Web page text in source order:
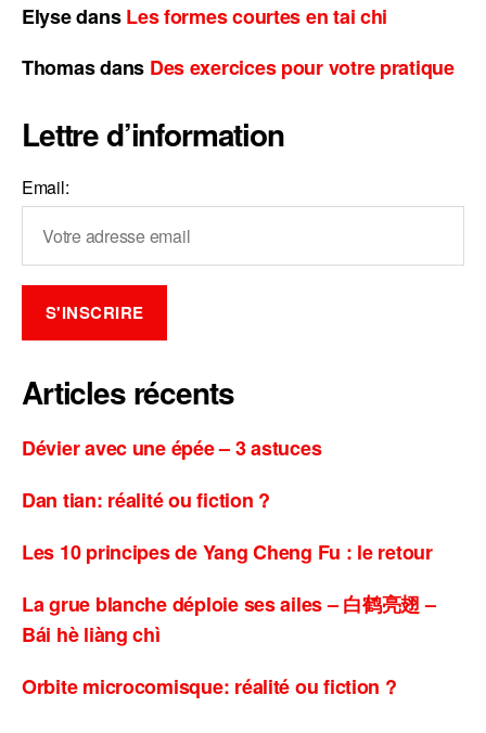
ElysedansLes formes courtes en tai chi
Thomasdans Des exercices pour votre pratique
Lettre d’information
Email:
Articles récents
Dévier avec une épée – 3 astuces
Dan tian: réalité ou fiction ?
Les 10 principes de Yang Cheng Fu : le retour
La grue blanche déploie ses ailes – 白鹤亮翅 –
Bái hè liàng chì
Orbite microcomisque: réalité ou fiction ?